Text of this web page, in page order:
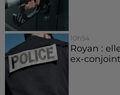
10h54
Royan :
ex-